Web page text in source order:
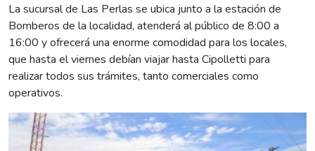
La sucursal de Las Perlas se ubica junto a la estación de
Bomberos de la localidad, atenderá al público de 8:00 a
16:00 y ofrecerá una enorme comodidad para los locales,
que hasta el viernes debían viajar hasta Cipolletti para
realizar todos sus trámites, tanto comerciales como
operativos.